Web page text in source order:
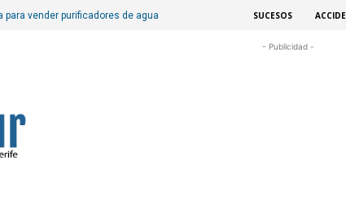
vender purificadores de agua SUCESOS
- Publicidad -